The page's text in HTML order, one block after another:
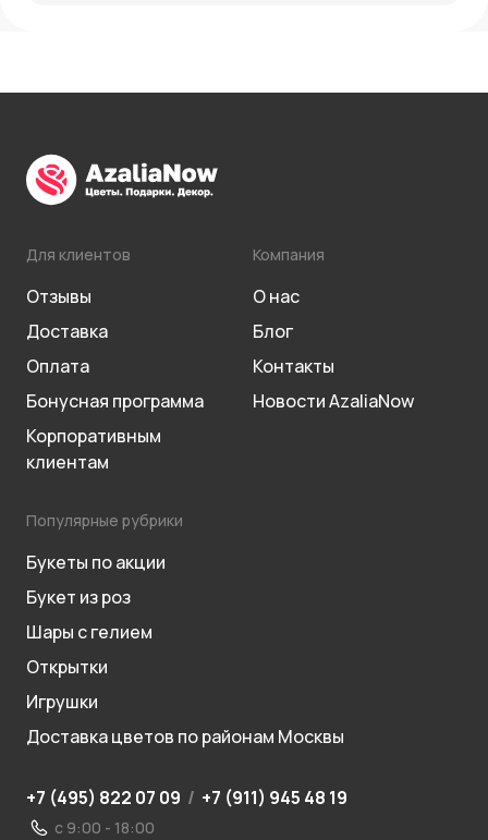
Для клиентов
Отзывы
Доставка
Оплата
Бонусная программа
Корпоративным
клиентам
Компания
О нас
Блог
Контакты
Новости AzaliaNow
Популярные рубрики
Букеты по акции
Букет из роз
Шары с гелием
Открытки
Игрушки
Доставка цветов по районам Москвы
+7 (495) 822 07 09 / +7 (911) 945 48 19
с 9:00 - 18:00